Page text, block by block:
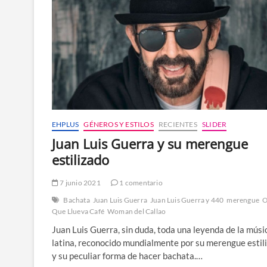
EHPLUS GÉNEROS Y ESTILOS RECIENTES SLIDER
Juan Luis Guerra y su merengue
estilizado
7 junio 2021
1 comentario
Bachata Juan Luis Guerra Juan Luis Guerra y 440 merengue
Que Llueva Café Woman del Callao
Juan Luis Guerra, sin duda, toda una leyenda de la
latina, reconocido mundialmente por su merengue
y su peculiar forma de hacer bachata.…